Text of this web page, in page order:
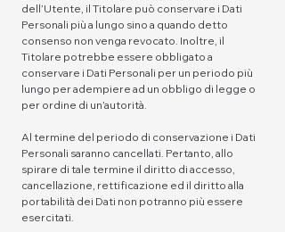
dell’Utente, il Titolare può conservare i Dati
Personali più a lungo sino a quando detto
consenso non venga revocato. Inoltre, il
Titolare potrebbe essere obbligato a
conservare i Dati Personali per un periodo più
lungo per adempiere ad un obbligo di legge o
per ordine di un’autorità.
Al termine del periodo di conservazione i Dati
Personali saranno cancellati. Pertanto, allo
spirare di tale termine il diritto di accesso,
cancellazione, rettificazione ed il diritto alla
portabilità dei Dati non potranno più essere
esercitati.